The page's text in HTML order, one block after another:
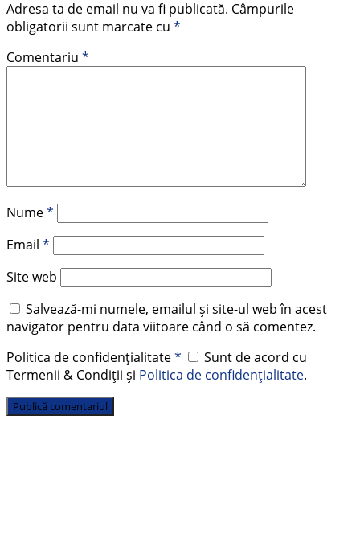
Adresa ta de email nu va fi publicată. Câmpurile
obligatorii sunt marcate cu *
Comentariu *
Nume*
Email *
Site web
Salvează-mi numele, emailul și site-ul web în acest
navigator pentru data viitoare când o să comentez.
Politica de confidențialitate*
Sunt de acord cu
Termenii & Condiții și Politica de confidențialitate.